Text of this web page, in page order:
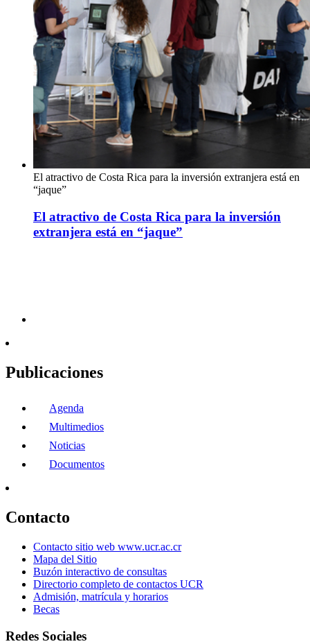
El atractivo de Costa Rica para la inversión extranjera está en
“jaque”
El atractivo de Costa Rica para la inversión
extranjera está en “jaque”
Publicaciones
Agenda
Multimedios
Noticias
Documentos
Contacto
Contacto sitio web www.ucr.ac.cr
Mapa del Sitio
Buzón interactivo de consultas
Directorio completo de contactos UCR
Admisión, matrícula y horarios
Becas
Redes Sociales